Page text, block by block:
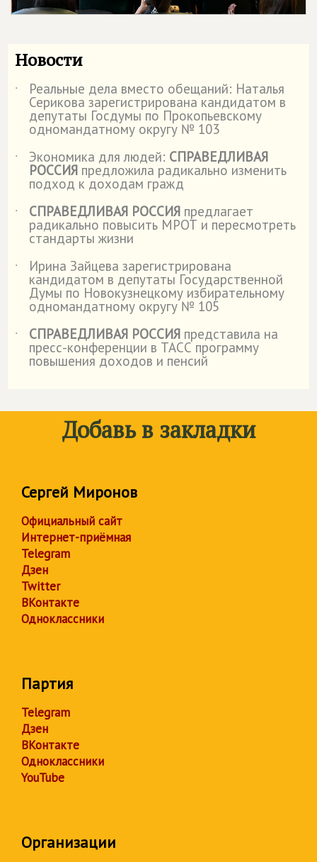
Новости
˙ Реальные дела вместо обещаний: Наталья
Серикова зарегистрирована кандидатом в
депутаты Госдумы по Прокопьевскому
одномандатному округу № 103
˙
Экономика для людей: СПРАВЕДЛИВАЯ
РОССИЯ предложила радикально изменить
подход к доходам гражд
˙
СПРАВЕДЛИВАЯ РОССИЯ предлагает
радикально повысить МРОТ и пересмотреть
стандарты жизни
˙
Ирина Зайцева зарегистрирована
кандидатом в депутаты Государственной
Думы по Новокузнецкому избирательному
одномандатному округу № 105
˙
СПРАВЕДЛИВАЯ РОССИЯ представила на
пресс-конференции в ТАСС программу
повышения доходов и пенсий
Добавь в закладки
Сергей Миронов
Официальный сайт
Интернет-приёмная
Telegram
Дзен
Twitter
ВКонтакте
Одноклассники
Партия
Telegram
Дзен
ВКонтакте
Одноклассники
YouTube
Организации